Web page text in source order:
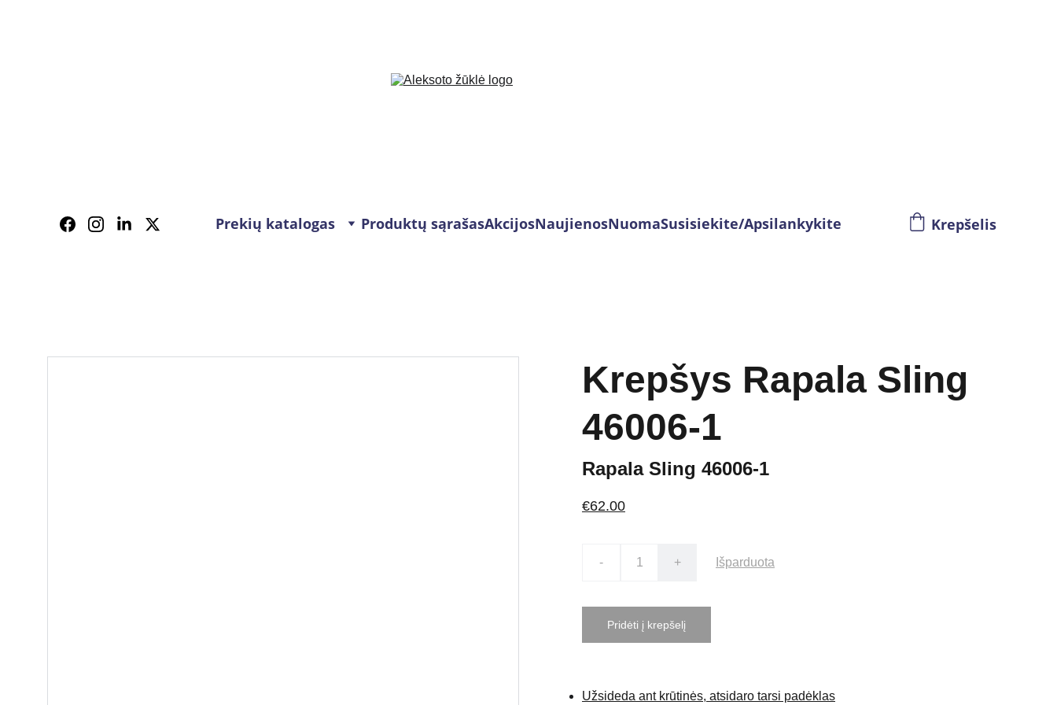
Prekių katalogas Produktų sąrašasAkcijosNaujienosNuomaSusisiekite/Apsilankykite Krepšelis
Krepšys Rapala Sling
46006-1
Rapala Sling 46006-1
€62.00
- + Išparduota
Pridėti į krepšelį
Užsideda ant krūtinės, atsidaro tarsi padėklas